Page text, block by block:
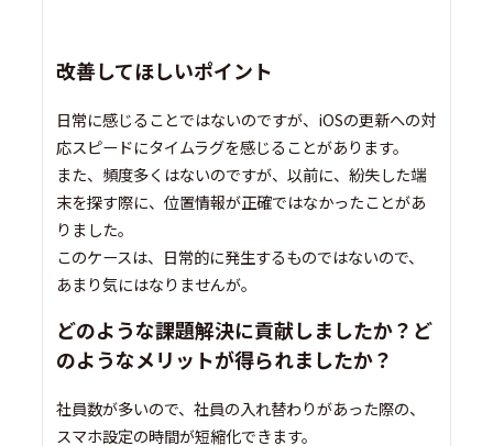
改善してほしいポイント
日常に感じることではないのですが、iOSの更新への対
応スピードにタイムラグを感じることがあります。
また、頻度多くはないのですが、以前に、紛失した端
末を探す際に、位置情報が正確ではなかったことがあ
りました。
このケースは、日常的に発生するものではないので、
あまり気にはなりませんが。
どのような課題解決に貢献しましたか？ど
のようなメリットが得られましたか？
社員数が多いので、社員の入れ替わりがあった際の、
スマホ設定の時間が短縮化できます。